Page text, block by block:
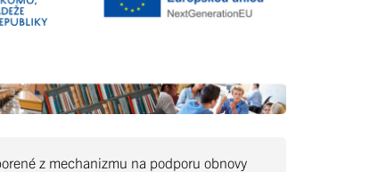
z mechanizmu na podporu obnovy